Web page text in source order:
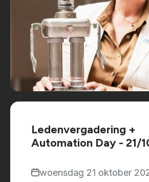
Ledenvergadering +
Automation Day - 21/
woensdag 21 oktober